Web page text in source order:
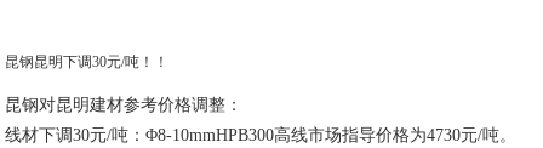
昆钢昆明下调30元/吨！！
昆钢对昆明建材参考价格调整：
线材下调30元/吨：Φ8-10mmHPB300高线市场指导价格为4730元/吨。